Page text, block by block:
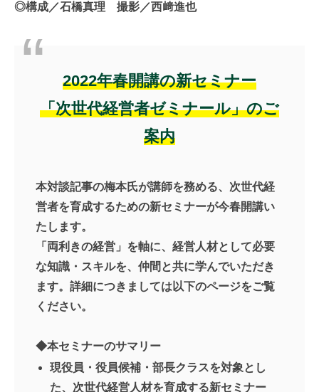
◎構成／石橋真理 撮影／西﨑進也
2022年春開講の新セミナー
「次世代経営者ゼミナール」のご
案内
本対談記事の梅本氏が講師を務める、次世代経
営者を育成するための新セミナーが今春開講い
たします。
「両利きの経営」を軸に、経営人材として必要
な知識・スキルを、仲間と共に学んでいただき
ます。詳細につきましては以下のページをご覧
ください。
◆本セミナーのサマリー
現役員・役員候補・部長クラスを対象とし
た、次世代経営人材を育成する新セミナー